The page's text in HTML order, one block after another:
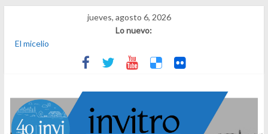
jueves, agosto 6, 2026
Lo nuevo:
El micelio
Receta para viajar al pasado
Una noche y el amanecer en Dignidad
INVI
El derecho a habitar